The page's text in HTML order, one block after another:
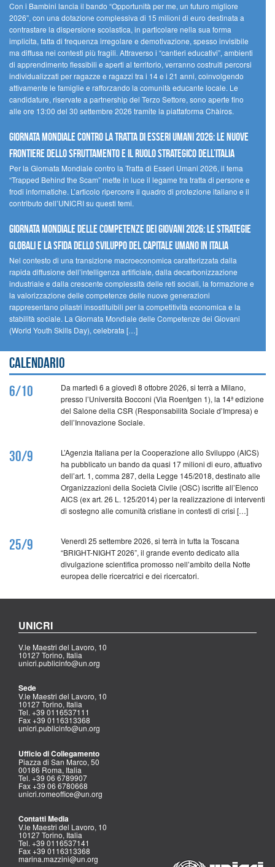
Con i Bambini lancia il bando “Opportunità per me, un futuro migliore
2026”, con una dotazione complessiva di 15 milioni di euro destinata a
contrastare la dispersione scolastica, in particolare nella sua forma
implicita, fatta di frequenza irregolare e demotivazione, spesso invisibile
ma diffusa nei contesti più fragili. Attraverso i “cantieri educativi”, ambienti
di apprendimento flessibili e aperti al territorio, verranno costruiti percorsi
individualizzati per ragazze e ragazzi tra i 14 e i 21 anni, coinvolgendo
attivamente le famiglie e rafforzando la comunità educante locale. Le
candidature, riservate a partnership del Terzo Settore, sono aperte fino
alle ore 13:00 del 30 settembre 2026 tramite la piattaforma Chàiros.
GIORNATA MONDIALE CONTRO LA TRATTA DI ESSERI UMANI 2026: LE NUOVE
FRONTIERE DELLO SFRUTTAMENTO E IL RUOLO STRATEGICO DELL’ITALIA
Per la Giornata Mondiale contro la Tratta di Esseri Umani 2026, il tema
“Trapped Behind the Scam” mette in luce il legame tra tratta di persone e
frodi informatiche. L’articolo ripercorre il quadro di protezione italiano e il
contributo dell’UNICRI su questi temi.
GIORNATA MONDIALE DELLE COMPETENZE DEI GIOVANI 2026: LE STRATEGIE
GLOBALI E LA SFIDA DELLO SVILUPPO DEL CAPITALE UMANO IN ITALIA
Nel contesto di una transizione macroeconomica caratterizzata dalla
rapida diffusione dell’intelligenza artificiale, dalla decarbonizzazione
industriale e dalla crescente complessità delle reti sociali, la formazione e
la valorizzazione delle competenze delle nuove generazioni
rappresentano pilastri insostituibili per la competitività economica e la
stabilità sociale. La Giornata Mondiale delle Competenze dei Giovani
(World Youth Skills Day), celebrata […]
Calendario
6/10
Da martedì 6 a giovedì 8 ottobre 2026, si terrà a Milano,
presso l’Università Bocconi (Via Roentgen 1), la 14ª edizione
del Salone della CSR (Responsabilità Sociale d’Impresa) e
dell’Innovazione Sociale.
30/9
L’Agenzia Italiana per la Cooperazione allo Sviluppo (AICS)
ha pubblicato un bando da quasi 17 milioni di euro, attuativo
dell’art. 1, comma 287, della Legge 145/2018, destinato alle
Organizzazioni della Società Civile (OSC) iscritte all’Elenco
AICS (ex art. 26 L. 125/2014) per la realizzazione di interventi
di sostegno alle comunità cristiane in contesti di crisi […]
25/9
Venerdì 25 settembre 2026, si terrà in tutta la Toscana
“BRIGHT-NIGHT 2026”, il grande evento dedicato alla
divulgazione scientifica promosso nell’ambito della Notte
europea delle ricercatrici e dei ricercatori.
UNICRI
V.le Maestri del Lavoro, 10
10127 Torino, Italia
unicri.publicinfo@un.org
Sede
V.le Maestri del Lavoro, 10
10127 Torino, Italia
Tel. +39 0116537111
Fax +39 0116313368
unicri.publicinfo@un.org
Ufficio di Collegamento
Piazza di San Marco, 50
00186 Roma, Italia
Tel. +39 06 6789907
Fax +39 06 6780668
unicri.romeoffice@un.org
Contatti Media
V.le Maestri del Lavoro, 10
10127 Torino, Italia
Tel. +39 0116537141
Fax +39 0116313368
marina.mazzini@un.org